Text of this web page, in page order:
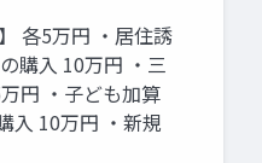
各5万円 ・居住誘
購入 10万円 ・三
円 ・子ども加算
入 10万円 ・新規